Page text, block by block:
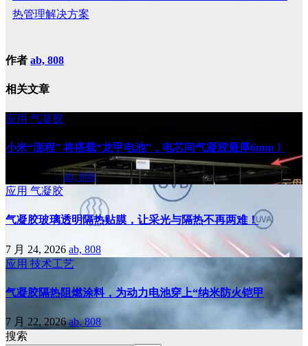
热管理解决方案
作者 ab, 808
相关文章
应用 气凝胶
小米“澎程” 将搭载“龙甲电池”，电芯间气凝胶最厚6mm！
8 月 6, 2026ab, 808
应用 气凝胶
气凝胶玻璃透明隔热贴膜，让采光与隔热不再两难！
7 月 24, 2026 ab, 808
应用 技术工艺
气凝胶隔热阻燃涂料，为动力电池穿上“纳米防火铠甲
7 月 22, 2026ab, 808
搜索